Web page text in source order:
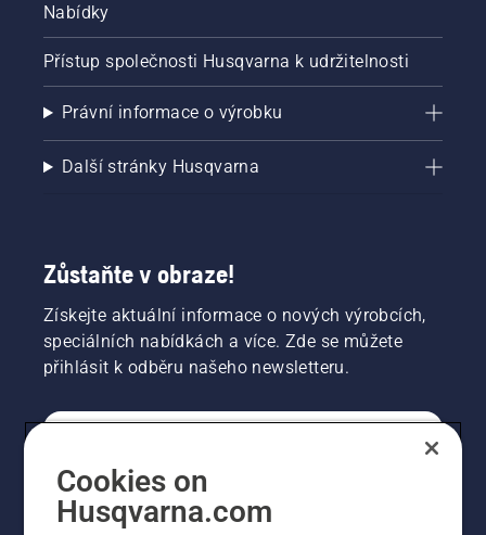
Zvyšte
otáčky
motoru
řetězové
pily
od
kmeni
znamená,
mazací
systém
funguje.
Nabídky
Přístup společnosti Husqvarna k udržitelnosti
Právní informace o výrobku
Další stránky Husqvarna
Zůstaňte v obraze!
Získejte aktuální informace o nových výrobcích,
speciálních nabídkách a více. Zde se můžete
přihlásit k odběru našeho newsletteru.
PROFESIONÁLNÍ
Cookies on
Husqvarna.com